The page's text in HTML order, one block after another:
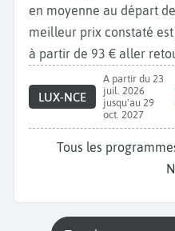
en moyenne au départ
meilleur prix constaté
à partir de 93 € aller
LUX-NCE
A partir du 23
juil. 2026
jusqu'au 29
oct. 2027
Tous les programmes des vols Volotea vers